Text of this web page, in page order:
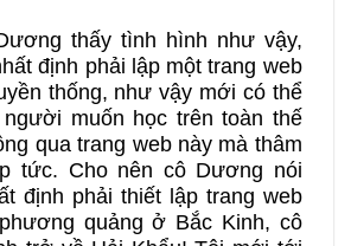
thấy tình hình như vậy,
định phải lập một trang web
thống, như vậy mới có thể
muốn học trên toàn thế
qua trang web này mà thâm
tức. Cho nên cô Dương nói
định phải thiết lập trang web
quảng ở Bắc Kinh, cô